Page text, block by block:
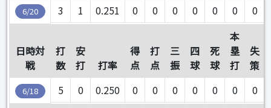
6/20 3 1 0.251 0 0 0 0 0 0 0
日時対
戦
打
数
安
打
打率
得
点
打
点
三
振
四
球
死
球
本
塁
打
失
策
6/18 5 0 0.250 0 0 0 0 0 0 0